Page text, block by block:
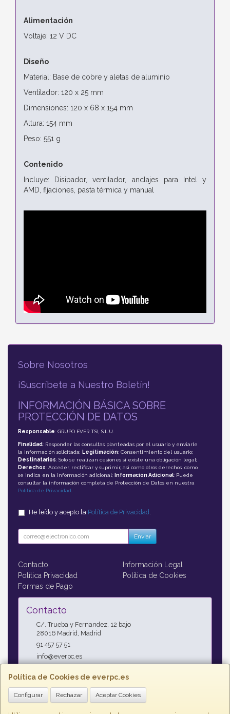
Alimentación
Voltaje: 12 V DC
Diseño
Material: Base de cobre y aletas de aluminio
Ventilador: 120 x 25 mm
Dimensiones: 120 x 68 x 154 mm
Altura: 154 mm
Peso: 551 g
Contenido
Incluye: Disipador, ventilador, anclajes para Intel y
AMD, fijaciones, pasta térmica y manual
Política de Cookies de everpc.es
Configurar Rechazar Aceptar Cookies
Sobre Nosotros
¡Suscríbete a Nuestro Boletín!
INFORMACIÓN BÁSICA SOBRE
PROTECCIÓN DE DATOS
Responsable: GRUPO EVER TSI, S.L.U.
Finalidad: Responder las consultas planteadas por el usuario y enviarle
la información solicitada; Legitimación: Consentimiento del usuario;
Destinatarios: Solo se realizan cesiones si existe una obligación legal;
Derechos: Acceder, rectificar y suprimir, así como otros derechos, como
se indica en la información adicional;
Información Adicional: Puede
consultar la información completa de Protección de Datos en nuestra
Política de Privacidad
He leído y acepto la Política de Privacidad
Enviar
Contacto
Información Legal
Política Privacidad
Política de Cookies
Formas de Pago
Contacto
C/. Trueba y Fernandez, 12 bajo
28016 Madrid Madrid
91 457 57 51
info@everpc.es
Horario
Horario continuo : Lunes a Jueves 09:00h - 19:00h, Viernes